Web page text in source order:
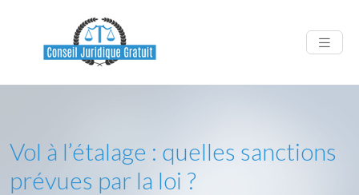
Vol à l’étalage : quelles sanctions
prévues par la loi ?